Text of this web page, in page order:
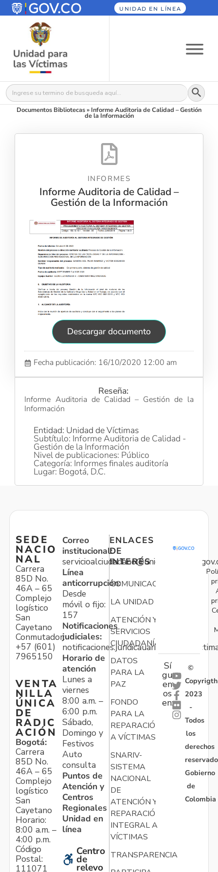
UNIDAD EN LÍNEA
Buscar: Botón
Documentos Bibliotecas» Informe Auditoria de Calidad – Gestión
de la Información
INFORMES
Informe Auditoria de Calidad –
Gestión de la Información
Descargar documento
Fecha publicación: 16/10/2020 12:00 am
Reseña:
Informe Auditoria de Calidad – Gestión de la
Información
Entidad: Unidad de Víctimas
Subtítulo: Informe Auditoria de Calidad -
Gestión de la Información
Nivel de publicaciones: Público
Categoría: Informes finales auditoría
Lugar: Bogotá, D.C.
SEDE
NACIO
NAL
Carrera
85D No.
46A – 65
Complejo
logístico
San
Cayetano
Conmutador:
+57 (601)
7965150
VENTA
NILLA
ÚNICA
DE
RADIC
ACIÓN
Bogotá:
Carrera
85D No.
46A – 65
Complejo
logístico
San
Cayetano
Horario:
8:00 a.m. –
4:00 p.m.
Código
Postal:
111071
Correo
institucional:
Línea
anticorrupción:
Desde
móvil o fijo:
157
Notificaciones
judiciales:
Horario de
atención
Lunes a
viernes
8:00 a.m. –
6:00 p.m.
Sábado,
Domingo y
Festivos
Auto
consulta
Puntos de
Atención y
Centros
Regionales
Unidad en
línea
Centro
de
relevo
ENLACES
DE
INTERÉS
COMUNICACIONES
LA UNIDAD
ATENCIÓN Y
SERVICIOS
CIUDADANÍA
DATOS
PARA LA
PAZ
FONDO
PARA LA
REPARACIÓN
A VÍCTIMAS
SNARIV-
SISTEMA
NACIONAL
DE
ATENCIÓN Y
REPARACIÓN
INTEGRAL A
VÍCTIMAS
TRANSPARENCIA
Sí
gu
en
os
en:
©
Copyrigth
2023
-
Todos
los
derechos
Gobierno
de
Colombia